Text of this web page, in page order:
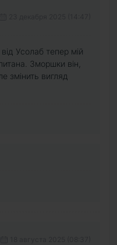
Усолаб тепер мій
Зморшки він,
змінить вигляд